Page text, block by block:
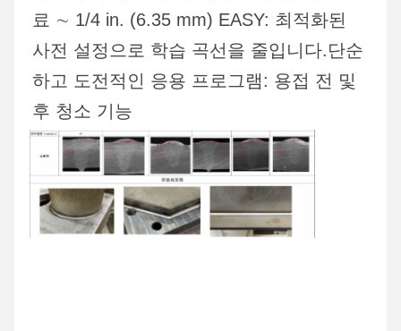
료 ∼ 1/4 in. (6.35 mm) EASY: 최적화된
사전 설정으로 학습 곡선을 줄입니다.단순
하고 도전적인 응용 프로그램: 용접 전 및
후 청소 기능